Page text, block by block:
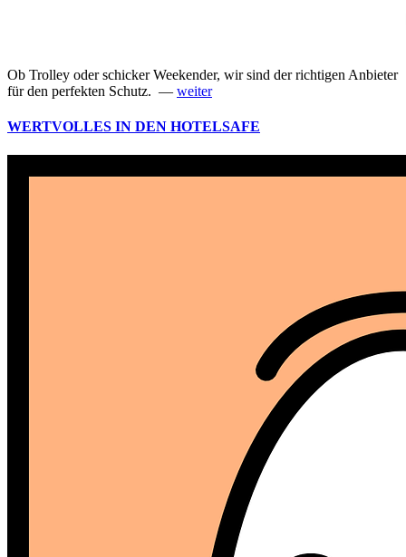
Ob Trolley oder schicker Weekender, wir sind der richtigen Anbieter
für den perfekten Schutz. — weiter
WERTVOLLES IN DEN HOTELSAFE